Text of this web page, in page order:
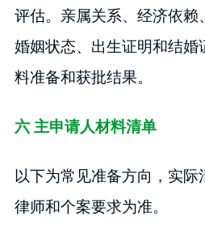
评估。亲属关系、经济依赖
婚姻状态、出生证明和结婚
料准备和获批结果。
六 主申请人材料清单
以下为常见准备方向，实际
律师和个案要求为准。